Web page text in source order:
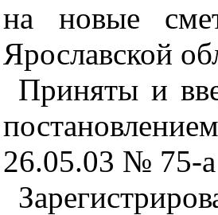
на новые
Ярославской
Приняты и
26.05.03 № 75-а